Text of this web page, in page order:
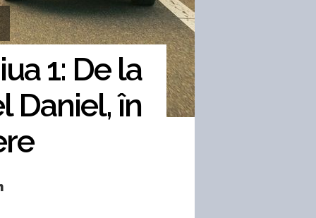
1: De la
Daniel, în